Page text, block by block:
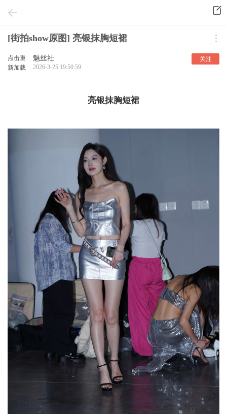
[街拍show原图] 亮银抹胸短裙
点击重
新加载
魅丝社
2026-3-25 19:50:59
关注
亮银抹胸短裙